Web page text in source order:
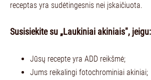
receptas yra sudėtingesnis nei įskaičiuota.
Susisiekite su „Laukiniai akiniais", jeigu:
Jūsų recepte yra ADD reikšmė;
Jums reikalingi fotochrominiai akiniai;